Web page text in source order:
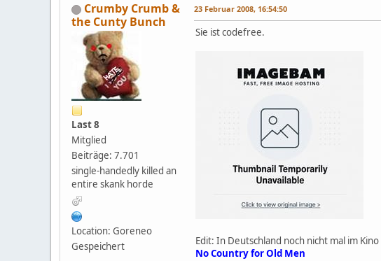
Crumby Crumb &
the Cunty Bunch
Last 8
Mitglied
Beiträge: 7.701
single-handedly killed an
entire skank horde
Location: Goreneo
Gespeichert
23 Februar 2008, 16:54:50
Sie ist codefree.
Edit: In Deutschland noch nicht mal im
No Country for Old Men